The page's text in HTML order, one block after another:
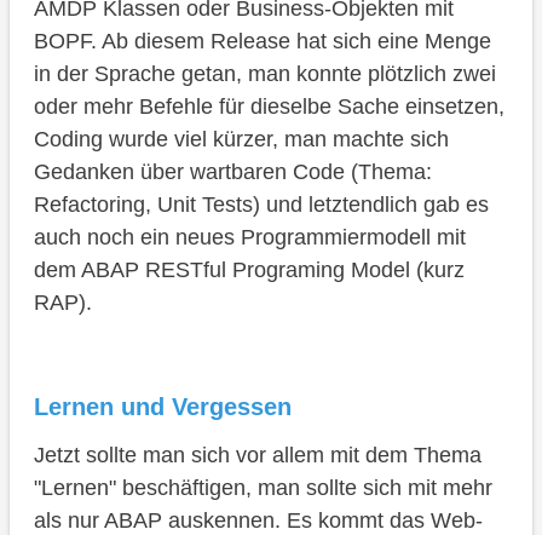
AMDP Klassen oder Business-Objekten mit
BOPF. Ab diesem Release hat sich eine Menge
in der Sprache getan, man konnte plötzlich zwei
oder mehr Befehle für dieselbe Sache einsetzen,
Coding wurde viel kürzer, man machte sich
Gedanken über wartbaren Code (Thema:
Refactoring, Unit Tests) und letztendlich gab es
auch noch ein neues Programmiermodell mit
dem ABAP RESTful Programing Model (kurz
RAP).
Lernen und Vergessen
Jetzt sollte man sich vor allem mit dem Thema
"Lernen" beschäftigen, man sollte sich mit mehr
als nur ABAP auskennen. Es kommt das Web-